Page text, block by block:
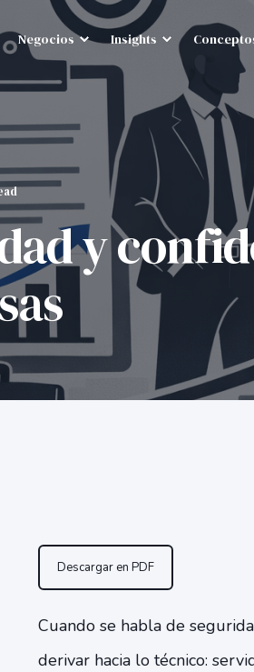
Negocios Insights
y
Descargar en PDF
Cuando se habla de
derivar hacia lo técnico: